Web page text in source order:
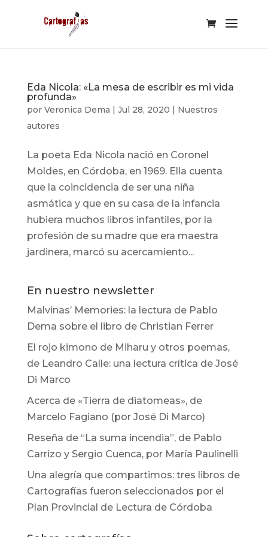
Eda Nicola: «La mesa de escribir es mi vida
profunda»
por Veronica Dema | Jul 28, 2020 | Nuestros
autores
La poeta Eda Nicola nació en Coronel
Moldes, en Córdoba, en 1969. Ella cuenta
que la coincidencia de ser una niña
asmática y que en su casa de la infancia
hubiera muchos libros infantiles, por la
profesión de su madre que era maestra
jardinera, marcó su acercamiento...
En nuestro newsletter
Malvinas’ Memories: la lectura de Pablo
Dema sobre el libro de Christian Ferrer
El rojo kimono de Miharu y otros poemas,
de Leandro Calle: una lectura crítica de José
Di Marco
Acerca de «Tierra de diatomeas», de
Marcelo Fagiano (por José Di Marco)
Reseña de “La suma incendia”, de Pablo
Carrizo y Sergio Cuenca, por María Paulinelli
Una alegría que compartimos: tres libros de
Cartografías fueron seleccionados por el
Plan Provincial de Lectura de Córdoba